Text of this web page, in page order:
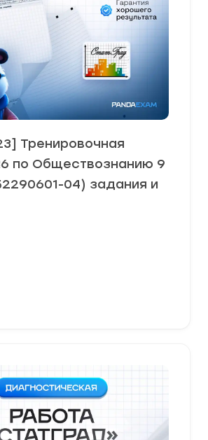
Тренировочная
по Обществознанию 9
04) задания и